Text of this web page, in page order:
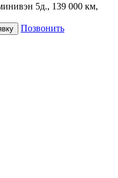
5д., 139 000 км,
Позвонить